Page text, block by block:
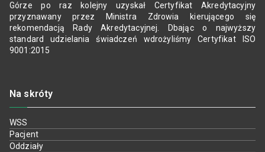
Górze po raz kolejny uzyskał Certyfikat Akredytacyjny
przyznawany przez Ministra Zdrowia kierującego się
rekomendacją Rady Akredytacyjnej. Dbając o najwyższy
standard udzielania świadczeń wdrożyliśmy Certyfikat ISO
9001:2015
Na skróty
WSS
Pacjent
Oddziały